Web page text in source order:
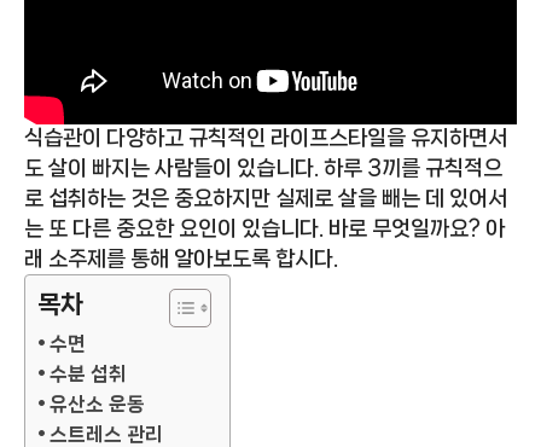
식습관이 다양하고 규칙적인 라이프스타일을 유지하면서
도 살이 빠지는 사람들이 있습니다. 하루 3끼를 규칙적으
로 섭취하는 것은 중요하지만 실제로 살을 빼는 데 있어서
는 또 다른 중요한 요인이 있습니다. 바로 무엇일까요? 아
래 소주제를 통해 알아보도록 합시다.
목차
수면
수분 섭취
유산소 운동
스트레스 관리